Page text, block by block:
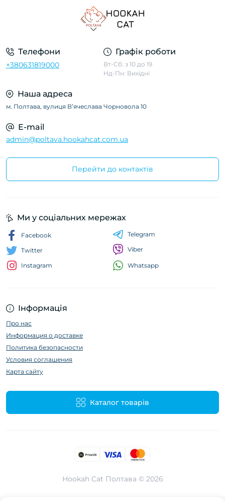
Телефони
+380631819000
Графік роботи
Вт-Сб: з 10 до 19
Нд-Пн: Вихідні
Наша адреса
м. Полтава, вулиця Вʼячеслава Чорновола 10
E-mail
admin@poltava.hookahcat.com.ua
Перейти до контактів
Інформація
Про нас
Информация о доставке
Политика безопасности
Условия соглашения
Карта сайту
Каталог товарів
Ми у соціальних мережах
Facebook
Twitter
Instagram
Telegram
Viber
Whatsapp
Hookah Cat Полтава © 2026